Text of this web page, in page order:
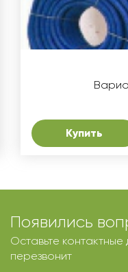
Купить
Появились
Оставьте
перезвонит